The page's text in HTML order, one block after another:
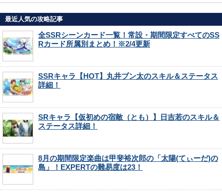
最近人気の攻略記事
全SSRシーンカード一覧！常設・期間限定すべてのSS
Rカード所属別まとめ！※2/4更新
SSRキャラ【HOT】丸井ブン太のスキル＆ステータス
詳細！
SRキャラ【仮初めの宿敵（とも）】日吉若のスキル＆
ステータス詳細！
8月の期間限定楽曲は甲斐裕次郎の「太陽(てぃーだ)の
島」！EXPERTの難易度は23！